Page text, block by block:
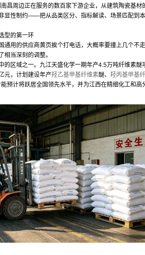
昌周边正在服务的数百家下游企业，从建筑陶瓷基材
显性制约——把从品类区分、指标解读、场景匹配到
型的第一环
用的供应商黄页挨个打电话，大概率要撞上几个不
当深刻的调整。
区域之一。九江天盛化学一期年产4.5万吨纤维素醚
元，计划建设年产羟乙基甲基纤维素醚、 羟丙基甲基
预计将跃居全国领先水平，并为江西在精细化工和高